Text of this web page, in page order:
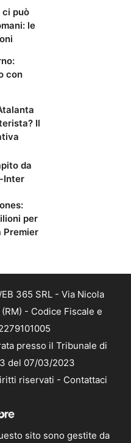
ci può
le
con
Il
da
Inter
per
Premier
365 SRL - Via Nicola
- Codice Fiscale e
presso il Tribunale di
del 07/03/2023
riservati - Contattaci
sito sono gestite da